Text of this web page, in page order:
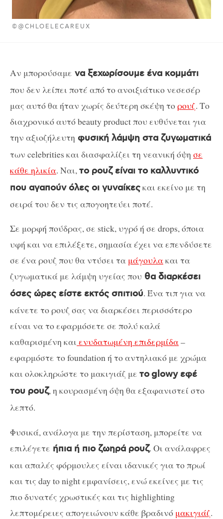
©@CHLOELECAREUX
Αν μπορούσαμε να ξεχωρίσουμε ένα κομμάτι
που δεν λείπει ποτέ από το ανοιξιάτικο νεσεσέρ
μας αυτό θα ήταν χωρίς δεύτερη σκέψη τορουζ. Το
διαχρονικό αυτό beauty product που ευθύνεται για
την αξιοζήλευτη φυσική λάμψη στα ζυγωματικά
των celebrities και διασφαλίζει τη νεανική όψη σε
κάθε ηλικία. Ναι, το ρουζ είναι το καλλυντικό
που αγαπούν όλες οι γυναίκεςκαι εκείνο με τη
σειρά του δεν τις απογοητεύει ποτέ.
Σε μορφή πούδρας, σε stick, υγρό ή σε drops, όποια
υφή και να επιλέξετε, σημασία έχει να επενδύσετε
σε ένα ρουζ που θα ντύσει τα μάγουλακαι τα
ζυγωματικά με λάμψη υγείας που θα διαρκέσει
όσες ώρες είστε εκτός σπιτιού. Ένα τιπ για να
κάνετε το ρουζ σας να διαρκέσει περισσότερο
είναι να το εφαρμόσετε σε πολύ καλά
καθαρισμένη και ενυδατωμένη επιδερμίδα–
εφαρμόστε το foundation ή το αντηλιακό με χρώμα
και ολοκληρώστε το μακιγιάζ με τοglowy εφέ
του ρουζ, η κουρασμένη όψη θα εξαφανιστεί στο
λεπτό.
Φυσικά, ανάλογα με την περίσταση, μπορείτε να
επιλέγετε ήπια ή πιο ζωηρά ρουζ. Οι ανάλαφρες
και απαλές φόρμουλες είναι ιδανικές για το πρωί
και τις day to night εμφανίσεις, ενώ εκείνες με τις
πιο δυνατές χρωστικές και τις highlighting
λεπτομέρειες απογειώνουν κάθε βραδινό μακιγιάζ.